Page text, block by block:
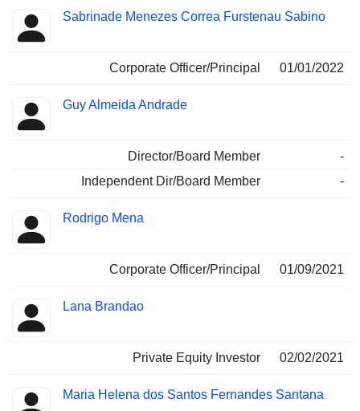
Sabrinade Menezes Correa Furstenau Sabino
Corporate Officer/Principal 01/01/2022
Guy Almeida Andrade
Director/Board Member
-
Independent Dir/Board Member
-
Rodrigo Mena
Corporate Officer/Principal 01/09/2021
Lana Brandao
Private Equity Investor 02/02/2021
Maria Helena dos Santos Fernandes Santana